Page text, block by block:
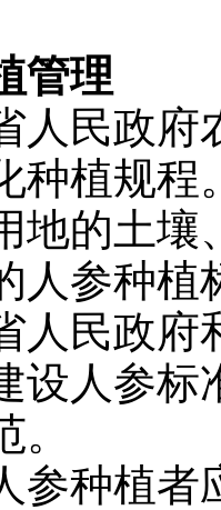
管理
民政府
种植规程
的土壤
人参种植
民政府
设人参
种植者